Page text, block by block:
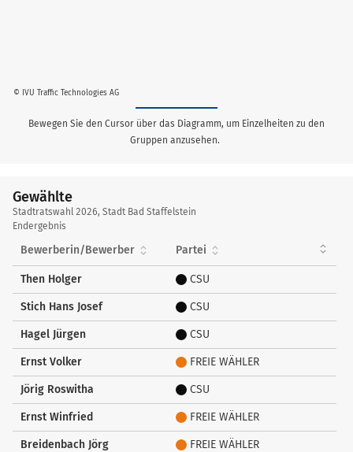
© IVU Traffic Technologies AG
Bewegen Sie den Cursor über das Diagramm, um Einzelheiten zu den
Gruppen anzusehen.
Gewählte
Gewählte
Stadtratswahl 2026, Stadt Bad Staffelstein
Endergebnis
Bewerberin/Bewerber Partei
Then Holger CSU
Stich Hans Josef CSU
Hagel Jürgen CSU
Ernst Volker FREIE WÄHLER
Jörig Roswitha CSU
Ernst Winfried FREIE WÄHLER
Breidenbach Jörg FREIE WÄHLER